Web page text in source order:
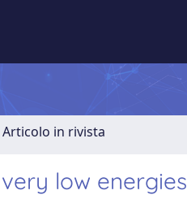
Articolo in rivista
low energies